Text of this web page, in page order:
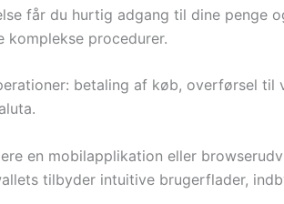
får du hurtig adgang til dine penge
komplekse procedurer.
betaling af køb, overførsel til
en mobilapplikation eller
tilbyder intuitive brugerflader,